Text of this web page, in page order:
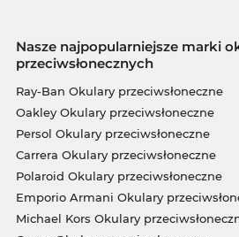
Nasze najpopularniejsze marki
przeciwsłonecznych
Ray-Ban Okulary przeciwsłoneczne
Oakley Okulary przeciwsłoneczne
Persol Okulary przeciwsłoneczne
Carrera Okulary przeciwsłoneczne
Polaroid Okulary przeciwsłoneczne
Emporio Armani Okulary
Michael Kors Okulary